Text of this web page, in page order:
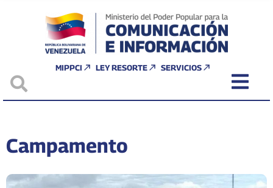
MIPPCI LEY RESORTE SERVICIOS
Campamento